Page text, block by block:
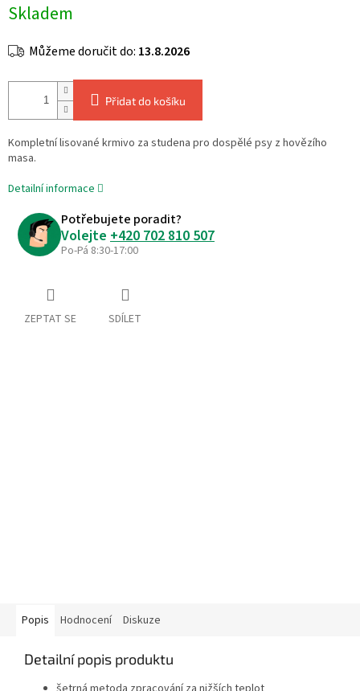
cena:
Skladem
Můžeme doručit do: 13.8.2026
Přidat do košíku
Kompletní lisované krmivo za studena pro dospělé psy z hovězího
masa.
Detailní informace
Potřebujete poradit?
Volejte +420 702 810 507
Po-Pá 8:30-17:00
ZEPTAT SE SDÍLET
Popis Hodnocení Diskuze
Detailní popis produktu